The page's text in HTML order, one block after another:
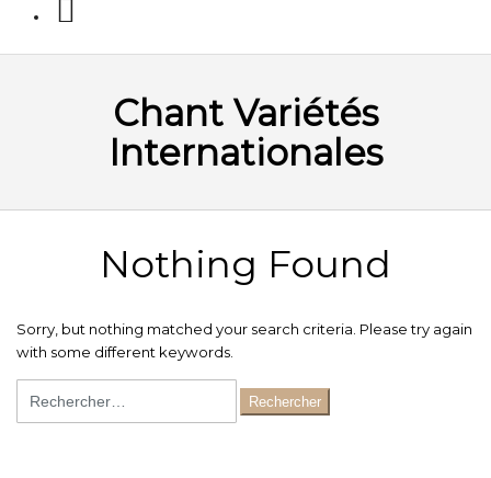
Chant Variétés
Internationales
Nothing Found
Sorry, but nothing matched your search criteria. Please try again
with some different keywords.